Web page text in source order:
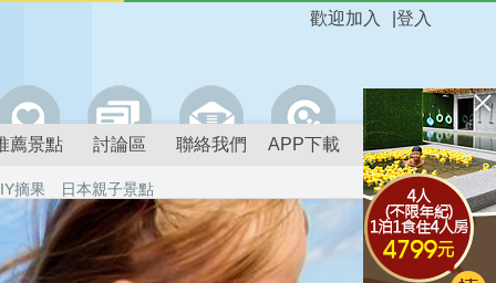
登入
歡迎加入
薦景點 討論區 聯絡我們 APP下載
摘果 日本親子景點